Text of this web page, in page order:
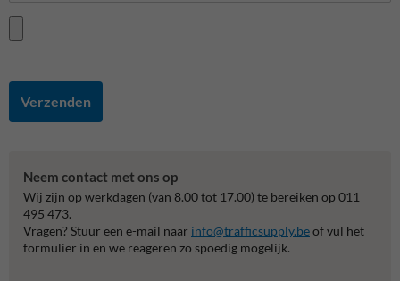
Verzenden
Neem contact met ons op
Wij zijn op werkdagen (van 8.00 tot 17.00) te bereiken op 011
495 473.
Vragen? Stuur een e-mail naar info@trafficsupply.beof vul het
formulier in en we reageren zo spoedig mogelijk.